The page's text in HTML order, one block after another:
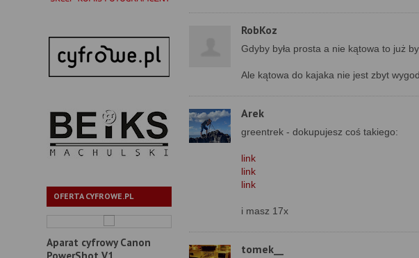
OFERTA CYFROWE.PL
Aparat cyfrowy Canon
RobKoz
Gdyby była prosta a nie kątowa to już
Ale kątowa do kajaka nie jest zbyt
Arek
greentrek - dokupujesz coś takiego:
link
link
link
i masz 17x
tomek__